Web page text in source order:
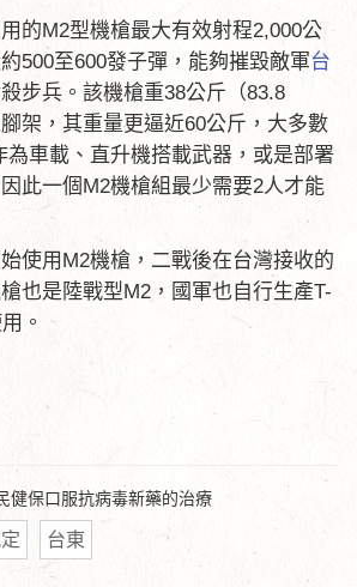
的M2型機槍最大有效射程2,000公
500至600發子彈，能夠摧毀敵軍台
步兵。該機槍重38公斤（83.8
架，其重量更逼近60公斤，大多數
為車載、直升機搭載武器，或是部署
此一個M2機槍組最少需要2人才能
使用M2機槍，二戰後在台灣接收的
也是陸戰型M2，國軍也自行生產T-
。
健保口服抗病毒新藥的治療
台東